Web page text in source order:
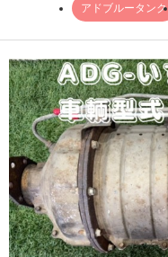
アドブルータンク